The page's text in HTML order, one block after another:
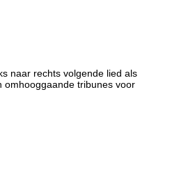
naar rechts volgende lied als
omhooggaande tribunes voor